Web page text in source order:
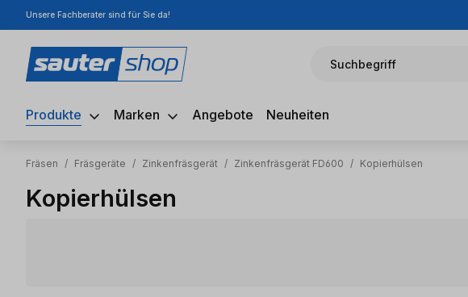
Hauptinhalt springen
Zur Suche springen
Zur Hauptnavigation springen
Unsere Fachberater sind für Sie da!
Suchbegriff
Produkte Marken Angebote Neuheiten
Fräsen / Fräsgeräte / Zinkenfräsgerät / Zinkenfräsgerät FD600 / Kopierhülsen
Kopierhülsen